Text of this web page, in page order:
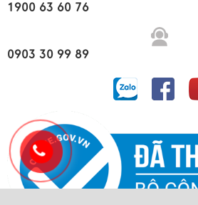
1900 63 60 76
0903 30 99 89